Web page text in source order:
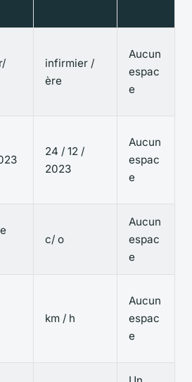
infirmier /
ère
Aucun
espac
e
24 / 12 /
2023
Aucun
espac
e
c/ o
Aucun
espac
e
km / h
Aucun
espac
e